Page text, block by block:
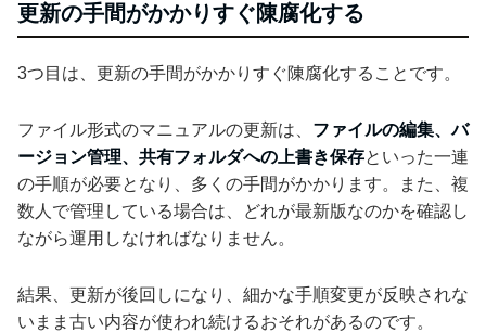
更新の手間がかかりすぐ陳腐化する
3つ目は、更新の手間がかかりすぐ陳腐化することです。
ファイル形式のマニュアルの更新は、 ファイルの編集、バ
ージョン管理、共有フォルダへの上書き保存といった一連
の手順が必要となり、多くの手間がかかります。また、複
数人で管理している場合は、どれが最新版なのかを確認し
ながら運用しなければなりません。
結果、更新が後回しになり、細かな手順変更が反映されな
いまま古い内容が使われ続けるおそれがあるのです。